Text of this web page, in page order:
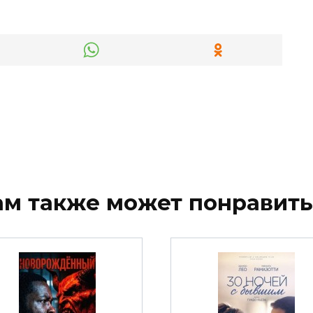
также может